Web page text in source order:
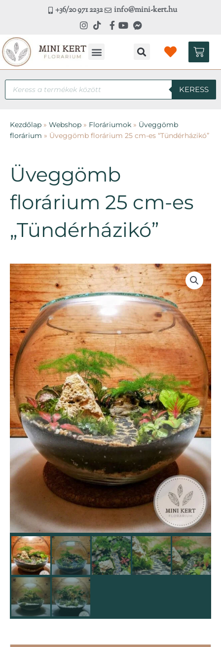
+36/20 971 2232 info@mini-kert.hu
Products
search
KERESS
Kezdőlap » Webshop » Floráriumok » Üveggömb
florárium » Üveggömb florárium 25 cm-es “Tündérházikó”
Üveggömb
florárium 25 cm-es
„Tündérházikó”